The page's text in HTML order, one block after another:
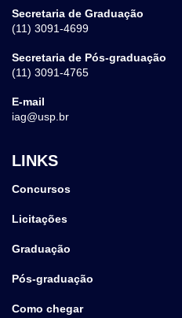
Secretaria de Graduação
(11) 3091-4699
Secretaria de Pós-graduação
(11) 3091-4765
E-mail
iag@usp.br
LINKS
Concursos
Licitações
Graduação
Pós-graduação
Como chegar